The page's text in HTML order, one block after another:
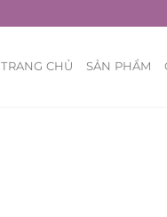
TRANG CHỦ SẢN PHẨM